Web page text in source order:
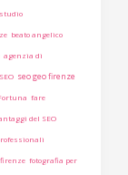
studio
beato angelico
agenzia di
seo geo firenze
fare
del SEO
fotografia per